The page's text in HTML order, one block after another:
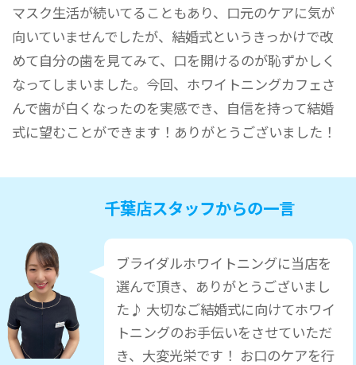
マスク生活が続いてることもあり、口元のケアに気が
向いていませんでしたが、結婚式というきっかけで改
めて自分の歯を見てみて、口を開けるのが恥ずかしく
なってしまいました。今回、ホワイトニングカフェさ
んで歯が白くなったのを実感でき、自信を持って結婚
式に望むことができます！ありがとうございました！
千葉店スタッフからの一言
ブライダルホワイトニングに当店を
選んで頂き、ありがとうございまし
た♪ 大切なご結婚式に向けてホワイ
トニングのお手伝いをさせていただ
き、大変光栄です！ お口のケアを行